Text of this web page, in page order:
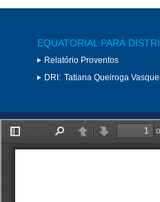
EQUATORIAL PARÁ
Relatório Proventos
DRI: Tatiana Queiroga